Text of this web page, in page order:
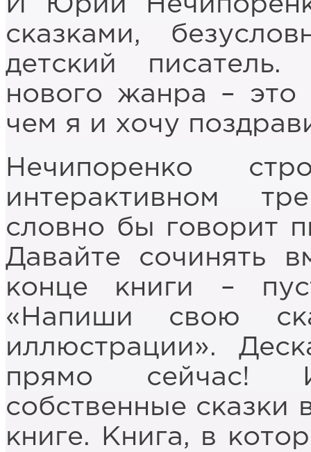
сказками,
детский
нового жанра – это
чем я и хочу
Нечипоренко
интерактивном
словно бы говорит
Давайте сочинять
конце книги –
«Напиши свою
иллюстрации».
прямо сейчас!
собственные сказки
книге. Книга, в